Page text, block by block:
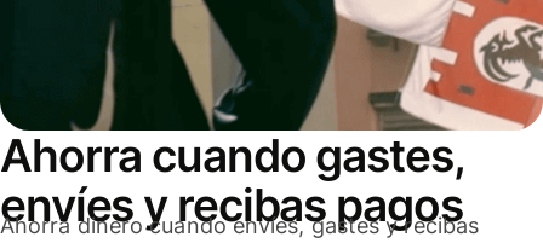
Ahorra cuando gastes,
envíes y recibas pagos
Ahorra dinero cuando envíes, gastes y recibas